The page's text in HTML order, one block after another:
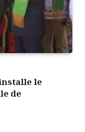
le
de